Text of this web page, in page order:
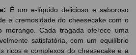
É um e-líquido delicioso e saboroso
e cremosidade do cheesecake com o
morango. Cada tragada oferece uma
satisfatória, com um equilíbrio
ricos e complexos do cheesecake e a